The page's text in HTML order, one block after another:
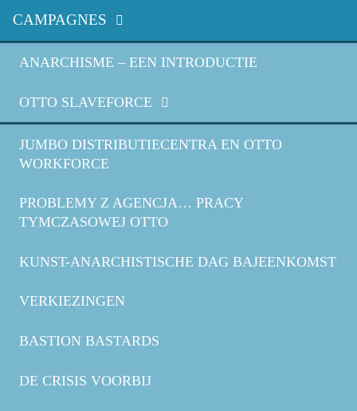
CAMPAGNES
ANARCHISME – EEN INTRODUCTIE
OTTO SLAVEFORCE
JUMBO DISTRIBUTIECENTRA EN OTTO
WORKFORCE
PROBLEMY Z AGENCJA… PRACY
TYMCZASOWEJ OTTO
KUNST-ANARCHISTISCHE DAG BAJEENKOMST
VERKIEZINGEN
BASTION BASTARDS
DE CRISIS VOORBIJ